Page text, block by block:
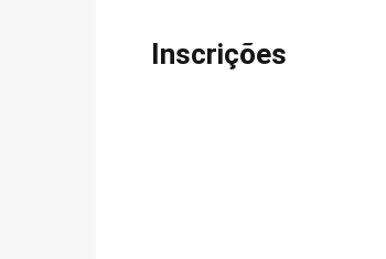
Inscrições